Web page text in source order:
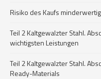
Risiko des Kaufs
Teil 2 Kaltgewalzter Stahl.
wichtigsten Leistungen
Teil 2 Kaltgewalzter Stahl.
Ready-Materials